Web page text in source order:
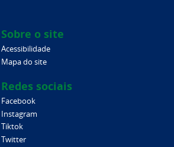
Sobre o site
Acessibilidade
Mapa do site
Redes sociais
Facebook
Instagram
Tiktok
Twitter